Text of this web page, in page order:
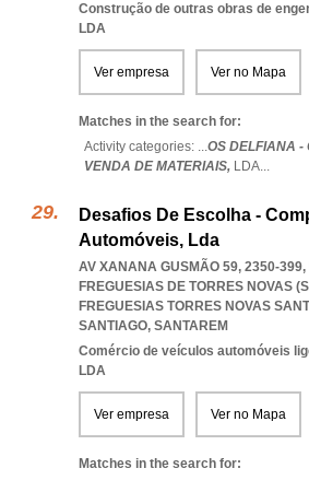
Construção de outras obras de
LDA
Ver empresa Ver no Mapa
Matches in the search for:
Activity categories: ...OS DELFIANA -
VENDA DE MATERIAIS, LDA...
Desafios De Escolha -
Automóveis, Lda
AV XANANA GUSMÃO 59, 2350-
FREGUESIAS DE TORRES NOVAS
FREGUESIAS TORRES NOVAS
SANTIAGO, SANTAREM
Comércio de veículos automóveis
LDA
Ver empresa Ver no Mapa
Matches in the search for: